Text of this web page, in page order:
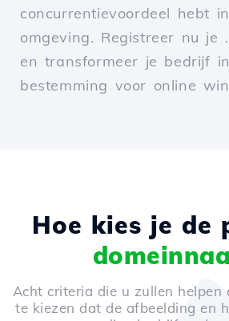
concurrentievoordeel hebt
omgeving. Registreer nu je
en transformeer je bedrijf
bestemming voor online
Hoe kies je de
Acht criteria die u zullen helpen
te kiezen dat de afbeelding en